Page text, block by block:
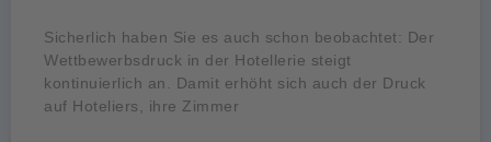
Sicherlich haben Sie es auch schon beobachtet: Der
Wettbewerbsdruck in der Hotellerie steigt
kontinuierlich an. Damit erhöht sich auch der Druck
auf Hoteliers, ihre Zimmer